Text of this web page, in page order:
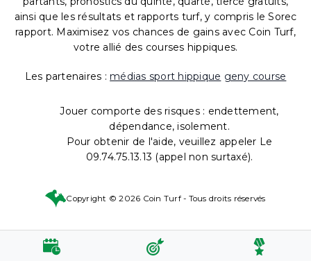
ainsi que les résultats et rapports turf, y compris le Sorec
rapport. Maximisez vos chances de gains avec Coin Turf,
votre allié des courses hippiques.
Les partenaires : médias sport hippique geny course
Jouer comporte des risques : endettement,
dépendance, isolement.
Pour obtenir de l'aide, veuillez appeler Le
09.74.75.13.13 (appel non surtaxé).
Copyright © 2026 Coin Turf - Tous droits réservés